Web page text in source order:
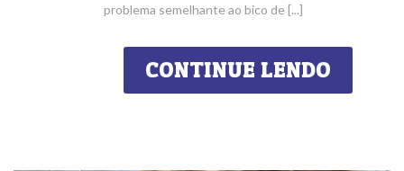
problema semelhante ao bico de [...]
CONTINUE LENDO